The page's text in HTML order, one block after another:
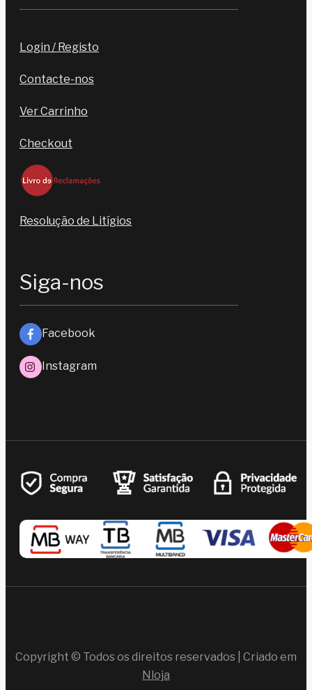
Login / Registo
Contacte-nos
Ver Carrinho
Checkout
Resolução de Litígios
Siga-nos
Facebook
Instagram
Copyright © Todos os direitos reservados | Criado em
Nloja